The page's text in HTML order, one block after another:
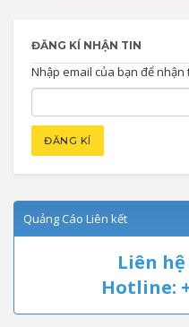
ĐĂNG KÍ NHẬN TIN
Nhập email của bạn để
Quảng Cáo Liên kết
Liên
Hotline: